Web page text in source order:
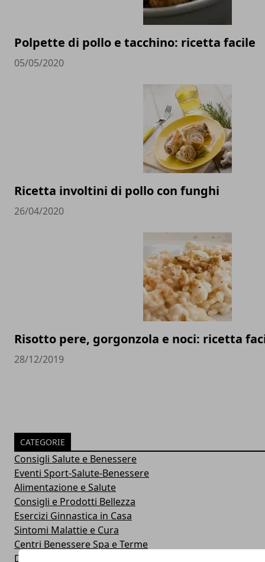
Polpette di pollo e tacchino: ricetta facile
05/05/2020
Ricetta involtini di pollo con funghi
26/04/2020
Risotto pere, gorgonzola e noci: ricetta
28/12/2019
CATEGORIE
Consigli Salute e Benessere
Eventi Sport-Salute-Benessere
Alimentazione e Salute
Consigli e Prodotti Bellezza
Esercizi Ginnastica in Casa
Sintomi Malattie e Cura
Centri Benessere Spa e Terme
Dieta per Dimagrire